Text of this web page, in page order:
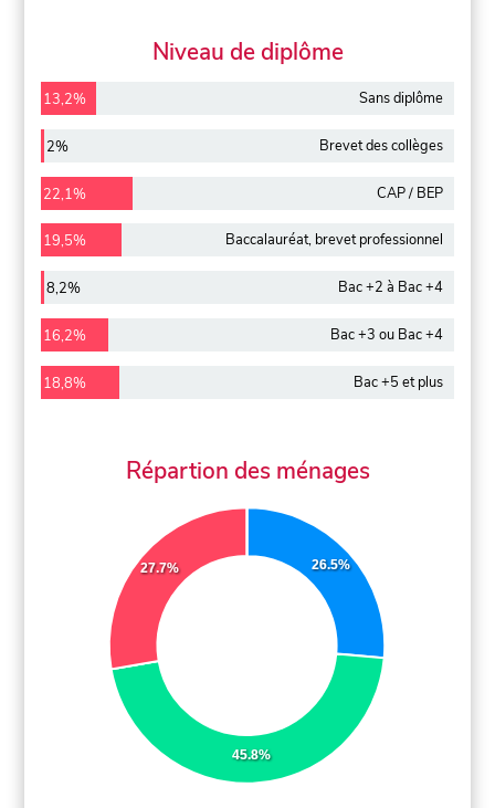
Niveau de diplôme
13,2% Sans diplôme
2% Brevet des collèges
22,1% CAP / BEP
19,5% Baccalauréat, brevet professionnel
8,2% Bac +2 à Bac +4
16,2% Bac +3 ou Bac +4
18,8% Bac +5 et plus
Répartion des ménages
26.5%
45.8%
27.7%